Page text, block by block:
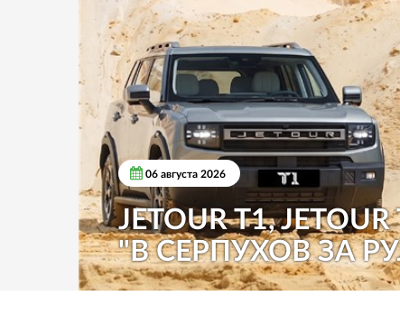
06 августа 2026
JETOUR T1, JETOUR
"В СЕРПУХОВ ЗА